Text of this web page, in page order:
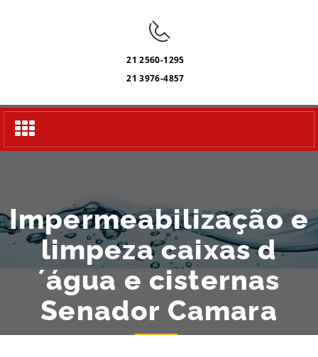
21 2560-1295
21 3976-4857
Alternar
navegação
Impermeabilização e
limpeza caixas d
´água e cisternas
Senador Camara